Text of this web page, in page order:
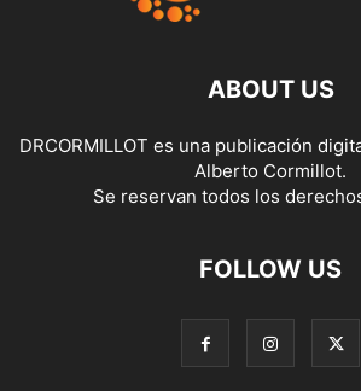
ABOUT US
DRCORMILLOT es una publicación
Alberto Cormillot.
Se reservan todos los
FOLLOW US